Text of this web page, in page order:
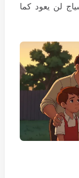
لن يعود كما